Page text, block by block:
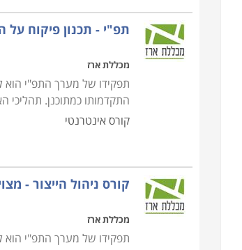
תפ"י - תכנון פיקוח על
מכללת ארז
תפקידו של מערך התפ"י הוא
התקדמותו כמתוכנן.
קורס אינטרנטי
קורס ניהול הייצור -
מכללת ארז
תפקידו של מערך התפ"י הוא